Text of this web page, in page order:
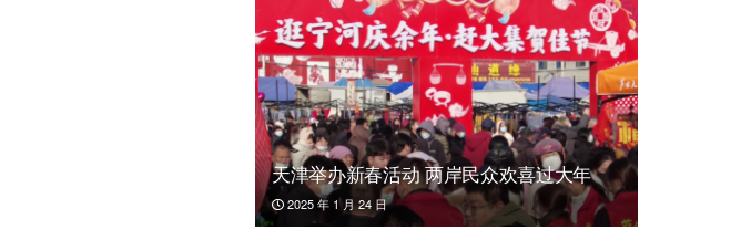
天津举办新春活动 两岸民众欢喜过大年
2025 年 1 月 24 日